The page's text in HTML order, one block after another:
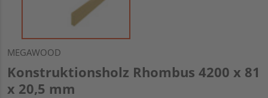
MEGAWOOD
Konstruktionsholz Rhombus 4200 x 81
x 20,5 mm